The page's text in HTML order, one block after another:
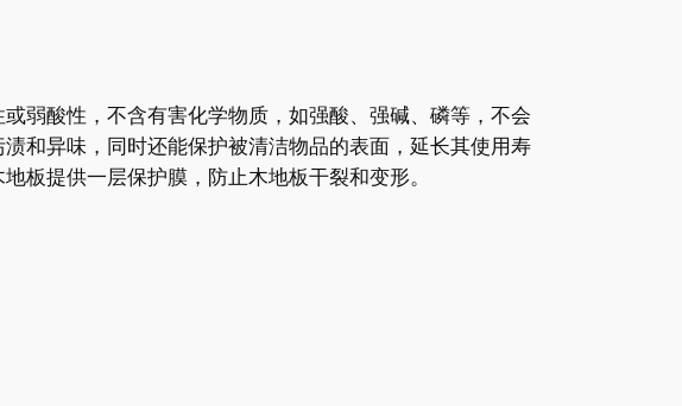
弱酸性，不含有害化学物质，如强酸、强碱、磷等，不会
和异味，同时还能保护被清洁物品的表面，延长其使用寿
板提供一层保护膜，防止木地板干裂和变形。